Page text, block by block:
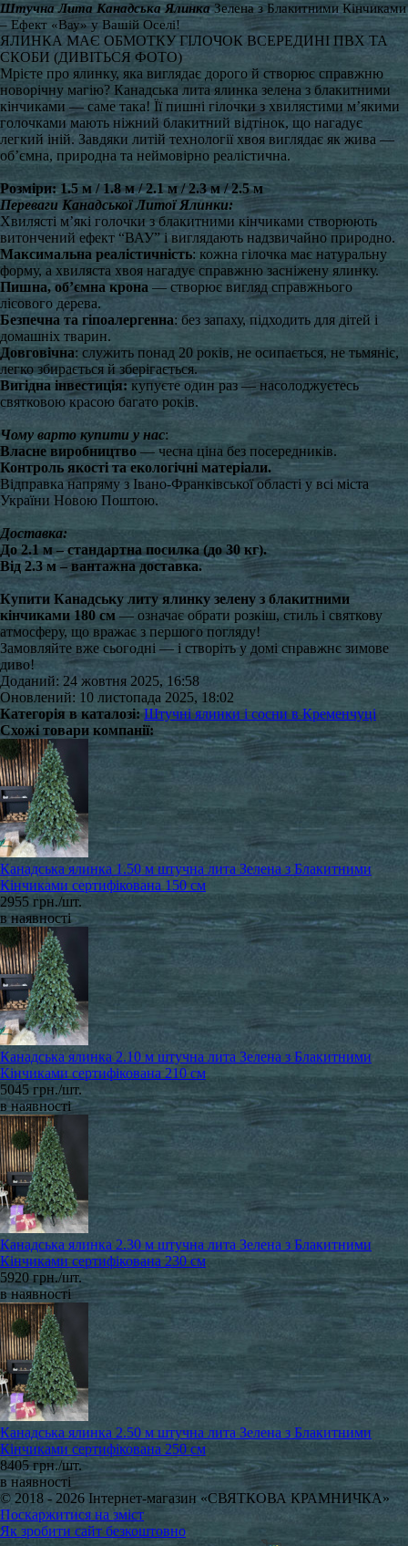
Штучна Лита Канадська ЯлинкаЗелена з Блакитними Кінчиками
– Ефект «Вау» у Вашій Оселі!
ЯЛИНКА МАЄ ОБМОТКУ ГІЛОЧОК ВСЕРЕДИНІ ПВХ ТА
СКОБИ (ДИВІТЬСЯ ФОТО)
Мрієте про ялинку, яка виглядає дорого й створює справжню
новорічну магію? Канадська лита ялинка зелена з блакитними
кінчиками — саме така! Її пишні гілочки з хвилястими м’якими
голочками мають ніжний блакитний відтінок, що нагадує
легкий іній. Завдяки литій технології хвоя виглядає як жива —
об’ємна, природна та неймовірно реалістична.
Розміри: 1.5 м / 1.8 м / 2.1 м / 2.3 м / 2.5 м
Переваги Канадської Литої Ялинки:
Хвилясті м’які голочки з блакитними кінчиками створюють
витончений ефект “ВАУ” і виглядають надзвичайно природно.
Максимальна реалістичність: кожна гілочка має натуральну
форму, а хвиляста хвоя нагадує справжню засніжену ялинку.
Пишна, об’ємна крона — створює вигляд справжнього
лісового дерева.
Безпечна та гіпоалергенна: без запаху, підходить для дітей і
домашніх тварин.
Довговічна: служить понад 20 років, не осипається, не тьмяніє,
легко збирається й зберігається.
Вигідна інвестиція:купуєте один раз — насолоджуєтесь
святковою красою багато років.
Чому варто купити у нас:
Власне виробництво — чесна ціна без посередників.
Контроль якості та екологічні матеріали.
Відправка напряму з Івано-Франківської області у всі міста
України Новою Поштою.
Доставка:
До 2.1 м – стандартна посилка (до 30 кг).
Від 2.3 м – вантажна доставка.
Купити Канадську литу ялинку зелену з блакитними
кінчиками 180 см — означає обрати розкіш, стиль і святкову
атмосферу, що вражає з першого погляду!
Замовляйте вже сьогодні — і створіть у домі справжнє зимове
диво!
Доданий: 24 жовтня 2025, 16:58
Оновлений: 10 листопада 2025, 18:02
Категорія в каталозі: Штучні ялинки і сосни в Кременчуці
Схожі товари компанії:
Канадська ялинка 1.50 м штучна лита Зелена з Блакитними
Кінчиками сертифікована 150 см
2955 грн./шт.
в наявності
Канадська ялинка 2.10 м штучна лита Зелена з Блакитними
Кінчиками сертифікована 210 см
5045 грн./шт.
в наявності
Канадська ялинка 2.30 м штучна лита Зелена з Блакитними
Кінчиками сертифікована 230 см
5920 грн./шт.
в наявності
Канадська ялинка 2.50 м штучна лита Зелена з Блакитними
Кінчиками сертифікована 250 см
8405 грн./шт.
в наявності
© 2018 - 2026 Інтернет-магазин «СВЯТКОВА КРАМНИЧКА»
Поскаржитися на зміст
Як зробити сайт безкоштовно